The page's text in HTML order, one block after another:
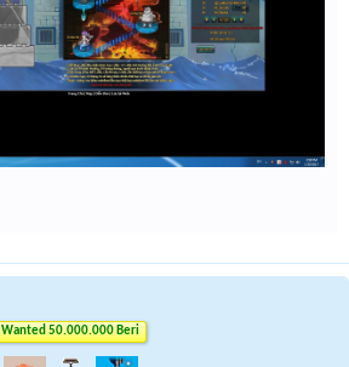
Wanted 50.000.000 Beri